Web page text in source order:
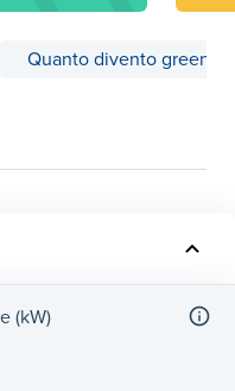
Quanto divento green?
(kW)